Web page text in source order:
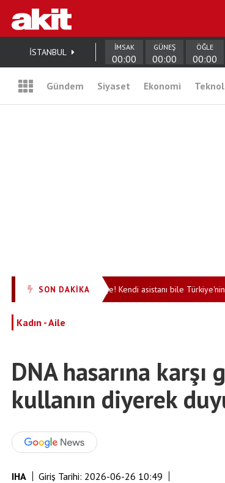
İSTANBUL İMSAK
00:00
GÜNEŞ
00:00
ÖĞLE
00:00
Gündem Siyaset Ekonomi
SON DAKİKA
devine şok kroşe! Kendi asistanı bile Türkiye'nin
Kadın - Aile
DNA hasarına karşı
kullanın diyerek
IHA Giriş Tarihi: 2026-06-26 10:49